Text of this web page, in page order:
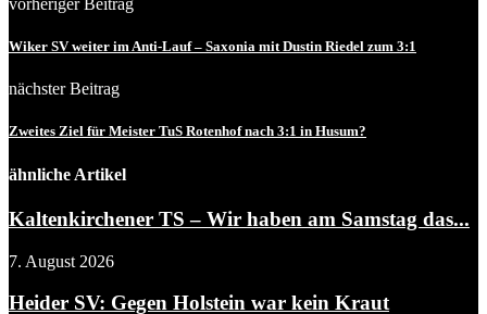
Wiker SV weiter im Anti-Lauf – Saxonia mit Dustin Riedel zum 3:1
nächster Beitrag
Zweites Ziel für Meister TuS Rotenhof nach 3:1 in Husum?
ähnliche Artikel
Kaltenkirchener TS – Wir haben am Samstag das...
7. August 2026
Heider SV: Gegen Holstein war kein Kraut